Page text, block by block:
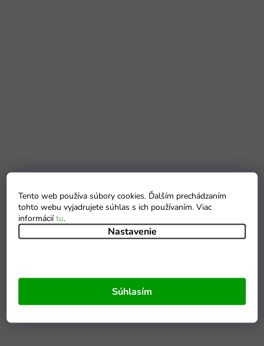
Tento web používa súbory cookies. Ďalším prechádzaním
tohto webu vyjadrujete súhlas s ich používaním. Viac
informáciítu.
Nastavenie
Súhlasím